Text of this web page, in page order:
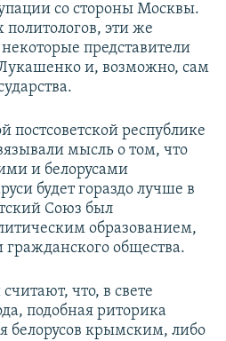
со стороны Москвы.
политологов, эти же
представители
и, возможно, сам
постсоветской республике
мысль о том, что
и белорусами
будет гораздо лучше в
Союз был
образованием,
гражданского общества.
что, в свете
подобная риторика
белорусов крымским, либо